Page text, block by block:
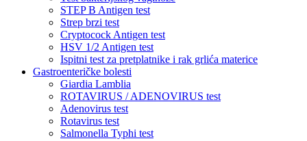
STEP B Antigen test
Strep brzi test
Cryptocock Antigen test
HSV 1/2 Antigen test
Ispitni test za pretplatnike i rak grlića materice
Gastroenteričke bolesti
Giardia Lamblia
ROTAVIRUS / ADENOVIRUS test
Adenovirus test
Rotavirus test
Salmonella Typhi test